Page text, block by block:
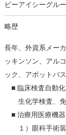
ビーアイシーグル
略歴
長年、外資系メー
ッキンソン、アル
ック、アボットバ
■ 臨床検査自動化
生化学検査、免
■ 治療用医療機器
１）眼科手術装